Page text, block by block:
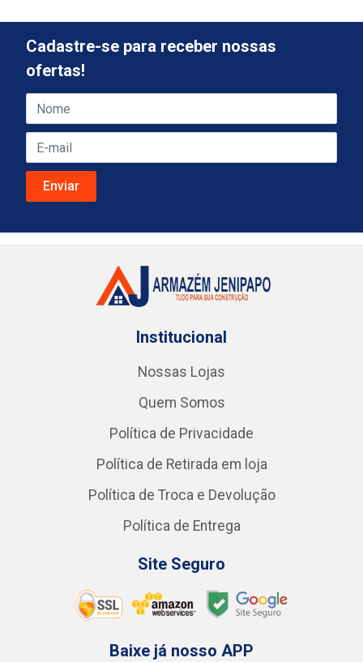
Cadastre-se para receber nossas
ofertas!
Institucional
Nossas Lojas
Quem Somos
Política de Privacidade
Política de Retirada em loja
Política de Troca e Devolução
Política de Entrega
Site Seguro
Baixe já nosso APP